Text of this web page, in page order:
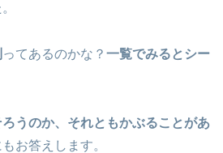
ってあるのかな？ 一覧でみるとシー
うのか、それともかぶることがあ
お答えします。